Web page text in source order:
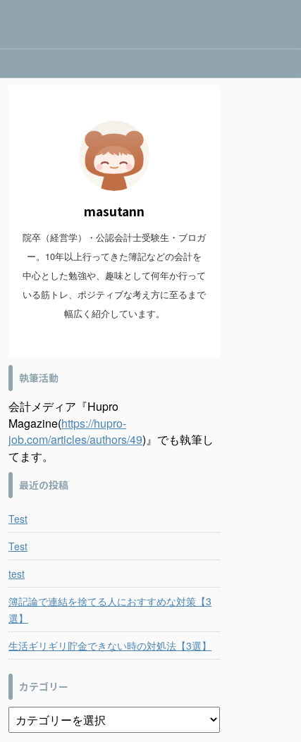
masutann
院卒（経営学）・公認会計士受験生・ブロガ
ー。10年以上行ってきた簿記などの会計を
中心とした勉強や、趣味として何年か行って
いる筋トレ、ポジティブな考え方に至るまで
幅広く紹介しています。
執筆活動
会計メディア『Hupro
Magazine(https://hupro-
job.com/articles/authors/49)』でも執筆し
てます。
最近の投稿
Test
Test
test
簿記論で連結を捨てる人におすすめな対策【3
選】
生活ギリギリ貯金できない時の対処法【3選】
カテゴリー